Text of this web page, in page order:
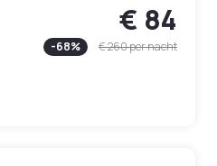
€ 84
-68% € 260per nacht